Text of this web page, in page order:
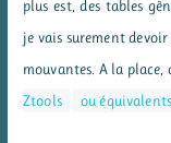
plus est, des tables
je vais surement
mouvantes. A la
Ztools
ou équivalents